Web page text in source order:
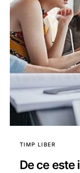
TIMP LIBER
De ce